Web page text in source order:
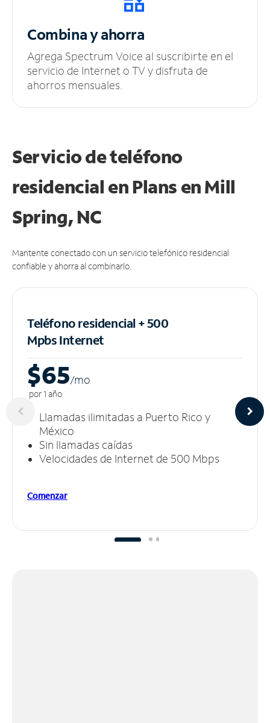
Combina y ahorra
Agrega Spectrum Voice al suscribirte en el
servicio de Internet o TV y disfruta de
ahorros mensuales.
Servicio de teléfono
residencial en Plans en Mill
Spring, NC
Mantente conectado con un servicio telefónico residencial
confiable y ahorra al combinarlo.
Teléfono residencial + 500
MpbsInternet
$65/mo
por 1 año
Llamadas ilimitadas a Puerto Rico y
México
Sin llamadas caídas
Velocidades de Internet de 500 Mbps
Comenzar